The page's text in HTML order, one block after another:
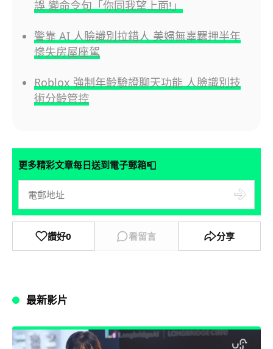
誤 變命令句「你同我望上面!」
警靠 AI 人臉識別拉錯人 美婦無辜羈押半年
慘失房屋座駕
Roblox 強制年齡驗證聊天功能 人臉識別技
術分齡管控
更多精彩文章每日送到電子郵箱📮
讚好0 看留言 分享
最新影片